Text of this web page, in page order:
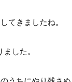
てきましたね。
した。